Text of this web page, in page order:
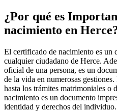
¿Por qué es
nacimiento en Herce
El certificado de nacimiento es un
cualquier ciudadano de Herce.
oficial de una persona, es un
de la vida en numerosas
hasta los trámites matrimoniales o
nacimiento es un documento
identidad y derechos del individuo.